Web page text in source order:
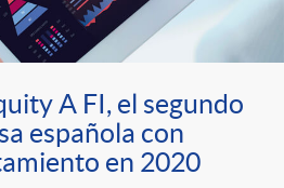
A FI, el segundo
española con
en 2020